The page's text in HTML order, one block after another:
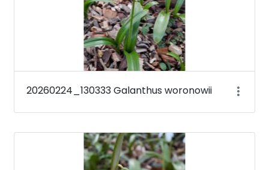
20260224_130333 Galanthus woronowii